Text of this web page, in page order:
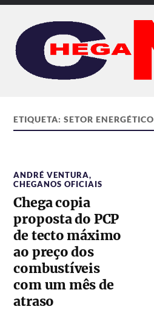
ETIQUETA:SETOR ENERGÉTICO
ANDRÉ VENTURA,
CHEGANOS OFICIAIS
Chega copia
proposta do PCP
de tecto máximo
ao preço dos
combustíveis
com um mês de
atraso